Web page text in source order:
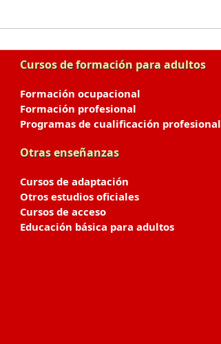
Cursos de formación para adultos
Formación ocupacional
Formación profesional
Programas de cualificación profesional
Otras enseñanzas
Cursos de adaptación
Otros estudios oficiales
Cursos de acceso
Educación básica para adultos